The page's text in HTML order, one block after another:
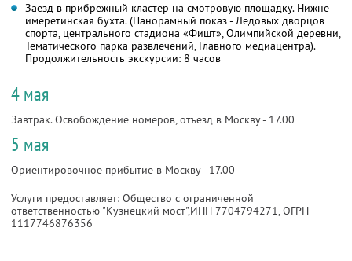
Заезд в прибрежный кластер на смотровую площадку. Нижне-
имеретинская бухта. (Панорамный показ - Ледовых дворцов
спорта, центрального стадиона «Фишт», Олимпийской деревни,
Тематического парка развлечений, Главного медиацентра).
Продолжительность экскурсии: 8 часов
4 мая
Завтрак. Освобождение номеров, отъезд в Москву - 17.00
5 мая
Ориентировочное прибытие в Москву - 17.00
Услуги предоставляет: Общество с ограниченной
ответственностью "Кузнецкий мост",ИНН 7704794271, ОГРН
1117746876356